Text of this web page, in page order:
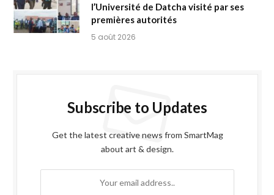
l’Université de Datcha visité par ses
premières autorités
5 août 2026
Subscribe to Updates
Get the latest creative news from SmartMag
about art & design.